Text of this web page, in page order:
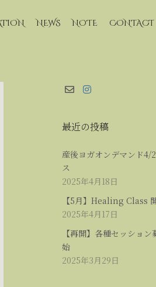
NEWS NOTE CONTACT
最近の投稿
産後ヨガオンデマンド4/
ス
2025年4月18日
【5月】Healing Class
2025年4月17日
【再開】各種セッション
始
2025年3月29日